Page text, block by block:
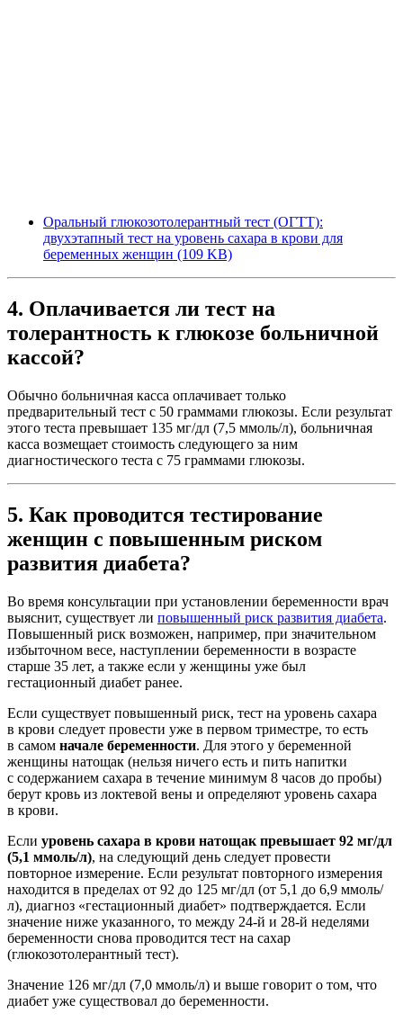
Оральный глюкозотолерантный тест (ОГТТ):
двухэтапный тест на уровень сахара в крови для
беременных женщин (109 KB)
4. Оплачивается ли тест на
толерантность к глюкозе больничной
кассой?
Обычно больничная касса оплачивает только
предварительный тест с 50 граммами глюкозы. Если результат
этого теста превышает 135 мг/дл (7,5 ммоль/л), больничная
касса возмещает стоимость следующего за ним
диагностического теста с 75 граммами глюкозы.
5. Как проводится тестирование
женщин с повышенным риском
развития диабета?
Во время консультации при установлении беременности врач
выяснит, существует ли повышенный риск развития диабета.
Повышенный риск возможен, например, при значительном
избыточном весе, наступлении беременности в возрасте
старше 35 лет, а также если у женщины уже был
гестационный диабет ранее.
Если существует повышенный риск, тест на уровень сахара
в крови следует провести уже в первом триместре, то есть
в самом начале беременности. Для этого у беременной
женщины натощак (нельзя ничего есть и пить напитки
с содержанием сахара в течение минимум 8 часов до пробы)
берут кровь из локтевой вены и определяют уровень сахара
в крови.
Если уровень сахара в крови натощак превышает 92 мг/дл
(5,1 ммоль/л), на следующий день следует провести
повторное измерение. Если результат повторного измерения
находится в пределах от 92 до 125 мг/дл (от 5,1 до 6,9 ммоль/
л), диагноз «гестационный диабет» подтверждается. Если
значение ниже указанного, то между 24-й и 28-й неделями
беременности снова проводится тест на сахар
(глюкозотолерантный тест).
Значение 126 мг/дл (7,0 ммоль/л) и выше говорит о том, что
диабет уже существовал до беременности.